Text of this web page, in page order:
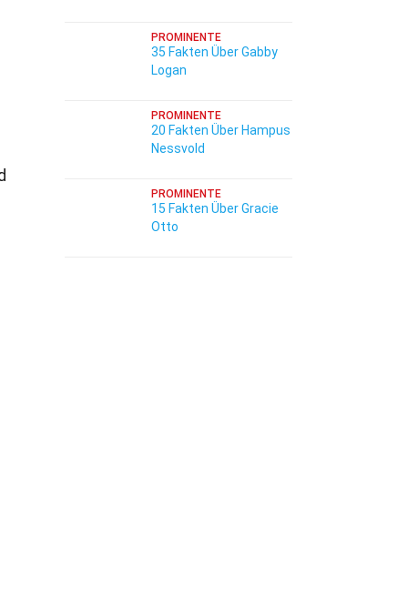
PROMINENTE
35 Fakten Über Gabby
Logan
PROMINENTE
20 Fakten Über Hampus
Nessvold
PROMINENTE
15 Fakten Über Gracie
Otto